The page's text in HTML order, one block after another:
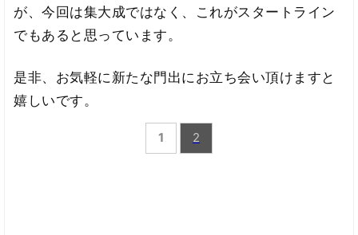
が、今回は集大成ではなく、これがスタートライン
でもあると思っています。
是非、お気軽に新たな門出にお立ち会い頂けますと
嬉しいです。
1 2